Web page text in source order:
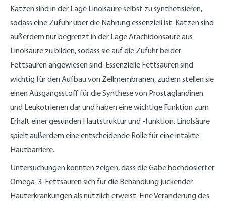
Katzen sind in der Lage Linolsäure selbst zu synthetisieren,
sodass eine Zufuhr über die Nahrung essenziell ist. Katzen sind
außerdem nur begrenzt in der Lage Arachidonsäure aus
Linolsäure zu bilden, sodass sie auf die Zufuhr beider
Fettsäuren angewiesen sind. Essenzielle Fettsäuren sind
wichtig für den Aufbau von Zellmembranen, zudem stellen sie
einen Ausgangsstoff für die Synthese von Prostaglandinen
und Leukotrienen dar und haben eine wichtige Funktion zum
Erhalt einer gesunden Hautstruktur und -funktion. Linolsäure
spielt außerdem eine entscheidende Rolle für eine intakte
Hautbarriere.
Untersuchungen konnten zeigen, dass die Gabe hochdosierter
Omega-3-Fettsäuren sich für die Behandlung juckender
Hauterkrankungen als nützlich erweist. Eine Veränderung des